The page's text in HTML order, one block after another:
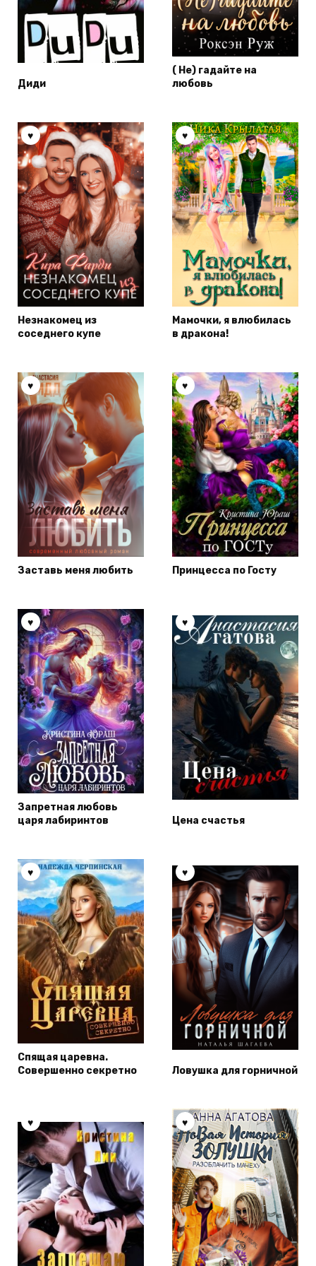
Диди
( Не) гадайте на
любовь
Незнакомец из
соседнего купе
Мамочки, я влюбилась
в дракона!
Заставь меня любить Принцесса по Госту
Запретная любовь
царя лабиринтов
Цена счастья
Спящая царевна.
Совершенно секретно
Ловушка для горничной